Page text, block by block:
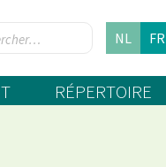
NL FR
RÉPERTOIRE